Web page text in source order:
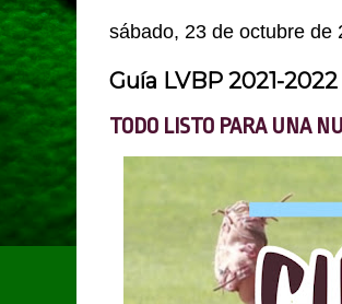
sábado, 23 de octubre de
Guía LVBP 2021-2022
TODO LISTO PARA UNA